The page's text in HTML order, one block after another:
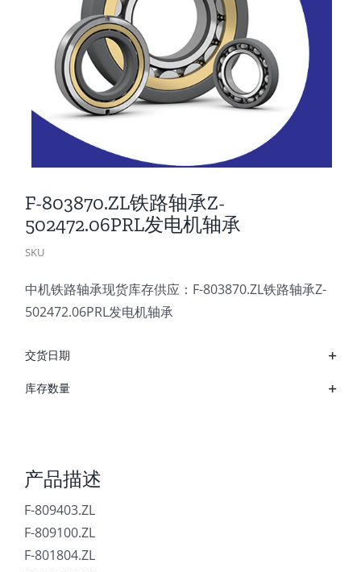
F-803870.ZL铁路轴承Z-
502472.06PRL发电机轴承
SKU
中机铁路轴承现货库存供应：F-803870.ZL铁路轴承Z-
502472.06PRL发电机轴承
交货日期
库存数量
产品描述
F-809403.ZL
F-809100.ZL
F-801804.ZL